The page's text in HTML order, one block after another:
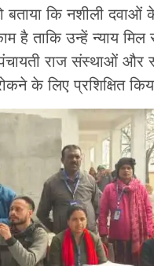
बताया कि नशीली
है ताकि उन्हें न्याय
राज संस्थाओं और
के लिए प्रशिक्षित